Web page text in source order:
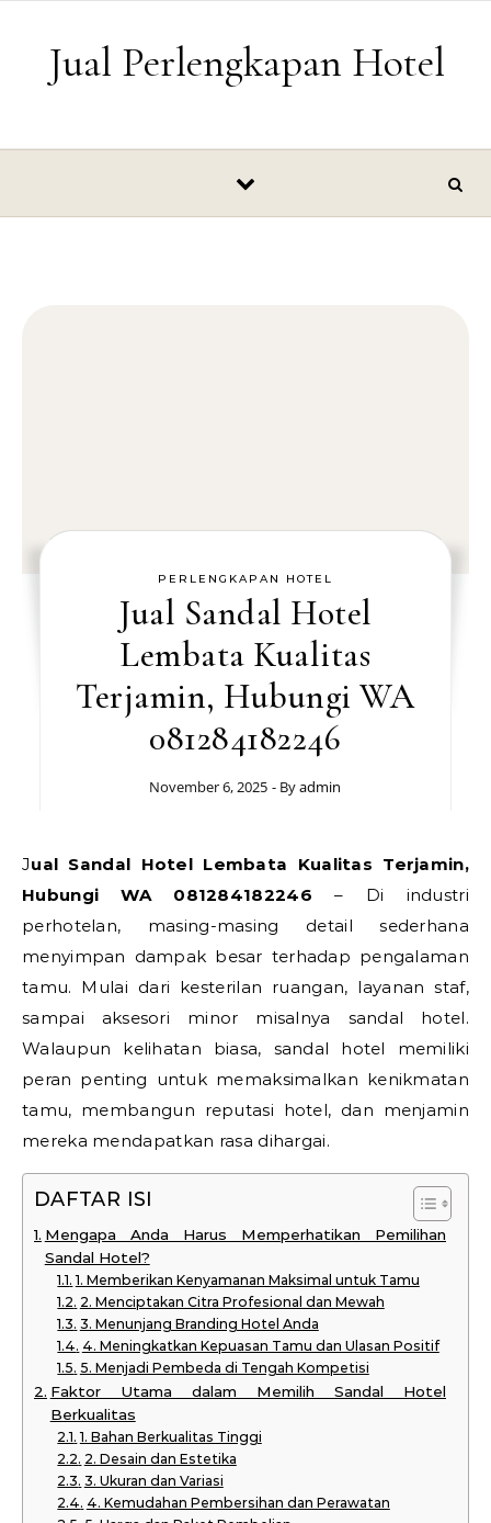
Jual Perlengkapan Hotel
PERLENGKAPAN HOTEL
Jual Sandal Hotel
Lembata Kualitas
Terjamin, Hubungi WA
081284182246
November 6, 2025 - Byadmin
Jual Sandal Hotel Lembata Kualitas Terjamin,
Hubungi WA 081284182246 – Di industri
perhotelan, masing-masing detail sederhana
menyimpan dampak besar terhadap pengalaman
tamu. Mulai dari kesterilan ruangan, layanan staf,
sampai aksesori minor misalnya sandal hotel.
Walaupun kelihatan biasa, sandal hotel memiliki
peran penting untuk memaksimalkan kenikmatan
tamu, membangun reputasi hotel, dan menjamin
mereka mendapatkan rasa dihargai.
DAFTAR ISI
Mengapa Anda Harus Memperhatikan Pemilihan
Sandal Hotel?
1. Memberikan Kenyamanan Maksimal untuk Tamu
2. Menciptakan Citra Profesional dan Mewah
3. Menunjang Branding Hotel Anda
4. Meningkatkan Kepuasan Tamu dan Ulasan Positif
5. Menjadi Pembeda di Tengah Kompetisi
Faktor Utama dalam Memilih Sandal Hotel
Berkualitas
1. Bahan Berkualitas Tinggi
2. Desain dan Estetika
3. Ukuran dan Variasi
4. Kemudahan Pembersihan dan Perawatan